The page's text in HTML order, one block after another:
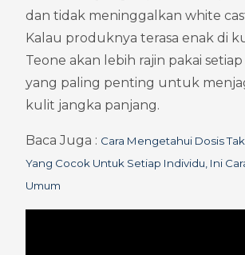
dan tidak meninggalkan white
Kalau produknya terasa enak di
Teone akan lebih rajin pakai
yang paling penting untuk
kulit jangka panjang.
Baca Juga : Cara Mengetahui Dosis
Yang Cocok Untuk Setiap Individu, Ini
Umum